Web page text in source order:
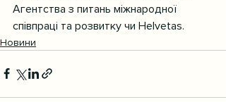
Агентства з питань міжнародної
співпраці та розвитку чи Helvetas.
Новини